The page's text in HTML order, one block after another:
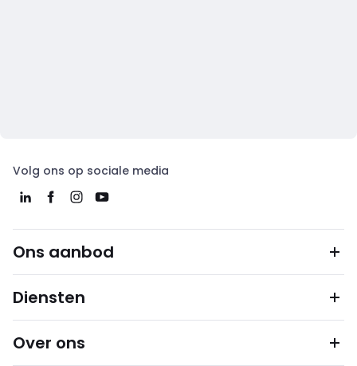
Volg ons op sociale media
Ons aanbod
Diensten
Over ons